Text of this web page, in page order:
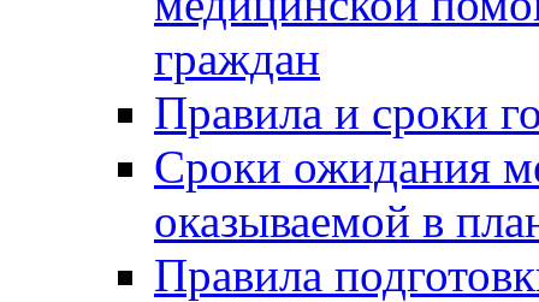
граждан
Правила и сроки
Сроки ожидания
оказываемой в
Правила